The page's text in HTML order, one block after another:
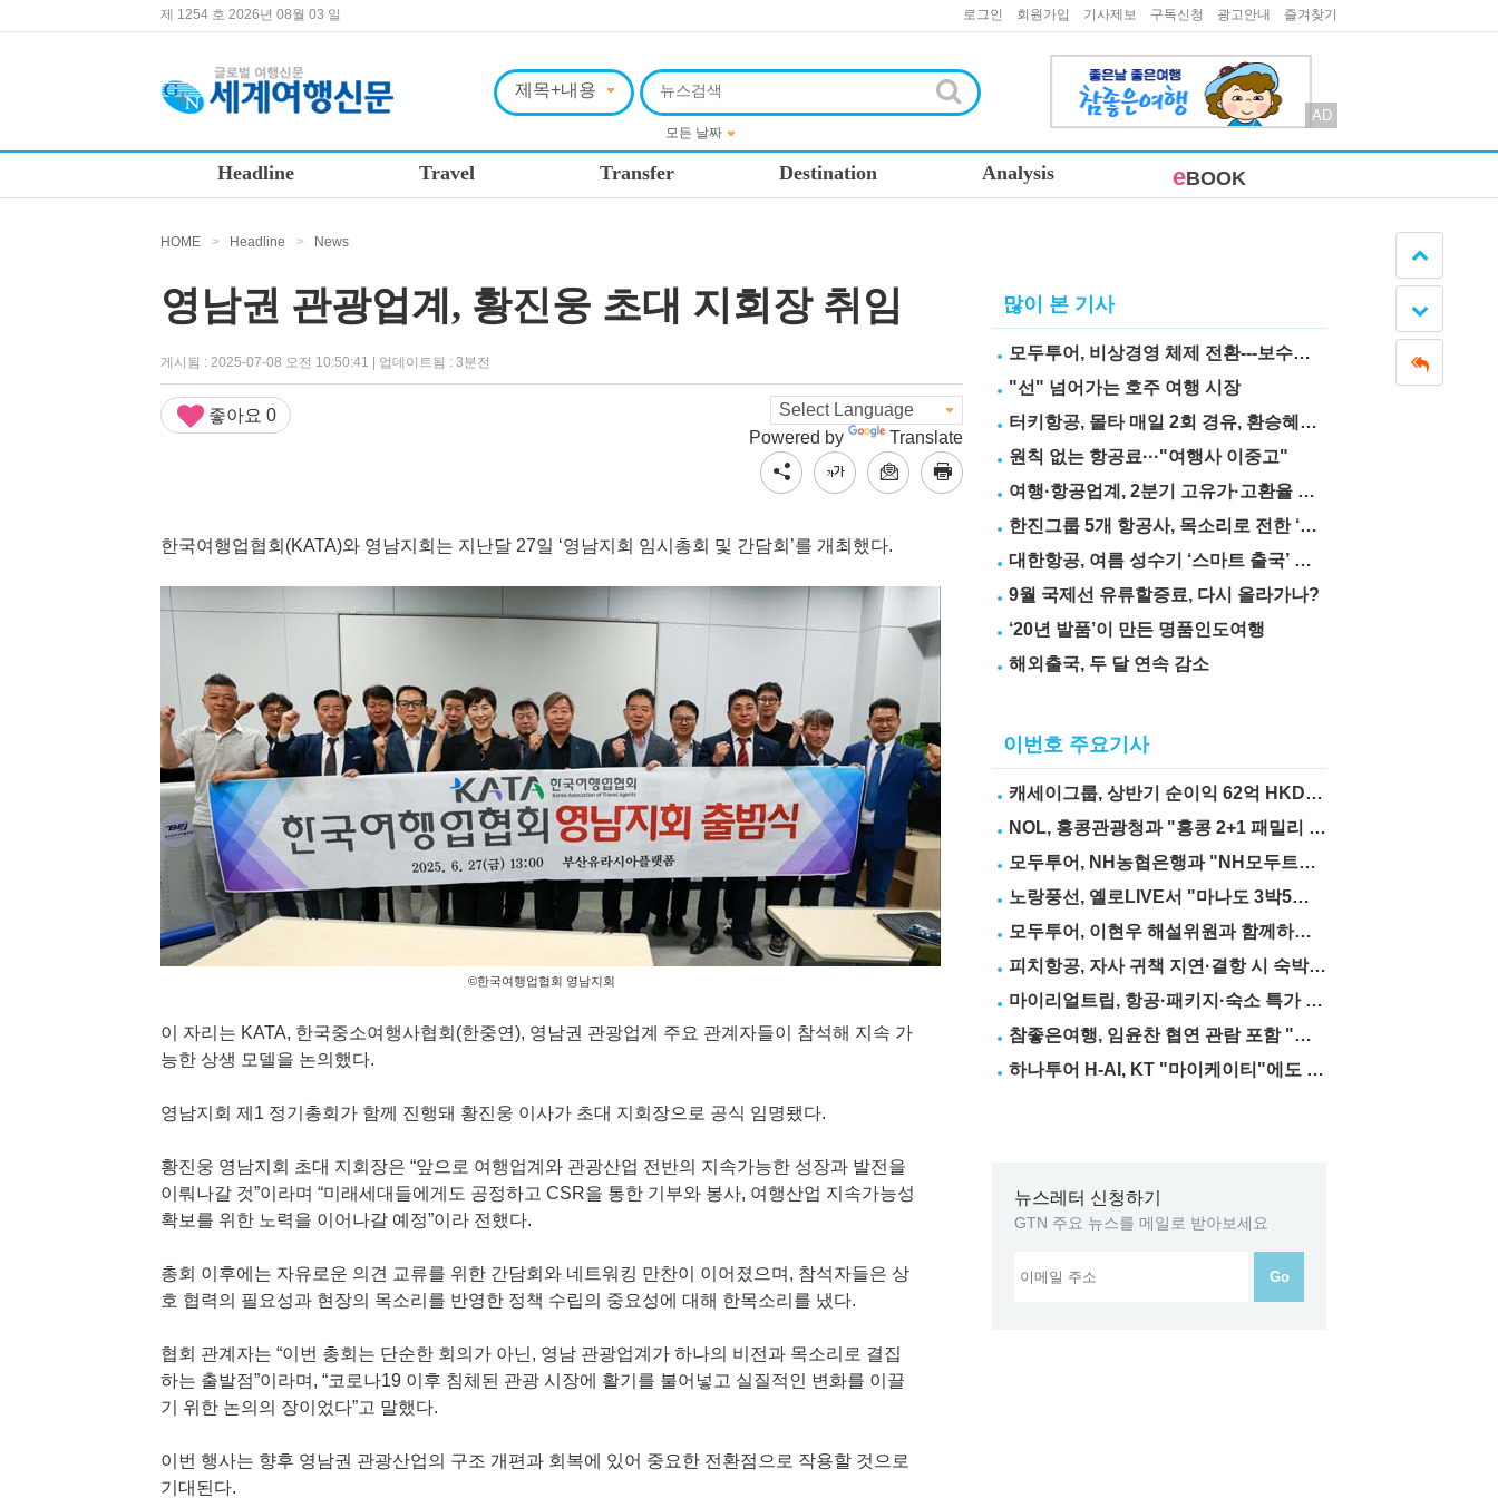
제 1254 호 2026년 08월 03 일 로그인 회원가입 기사제보 구독신청 광고안내 즐겨찾기
AD
Headline Travel Transfer Destination Analysis eBOOK
HOME > Headline > News
영남권 관광업계, 황진웅 초대 지회장 취임
게시됨 : 2025-07-08 오전 10:50:41 | 업데이트됨 : 3분전
좋아요 0
Powered by
Translate
한국여행업협회(KATA)와 영남지회는 지난달 27일 ‘영남지회 임시총회 및 간담회’를 개최했다.
©한국여행업협회 영남지회
이 자리는 KATA, 한국중소여행사협회(한중연), 영남권 관광업계 주요 관계자들이 참석해 지속 가
능한 상생 모델을 논의했다.
영남지회 제1 정기총회가 함께 진행돼 황진웅 이사가 초대 지회장으로 공식 임명됐다.
황진웅 영남지회 초대 지회장은 “앞으로 여행업계와 관광산업 전반의 지속가능한 성장과 발전을
이뤄나갈 것”이라며 “미래세대들에게도 공정하고 CSR을 통한 기부와 봉사, 여행산업 지속가능성
확보를 위한 노력을 이어나갈 예정”이라 전했다.
총회 이후에는 자유로운 의견 교류를 위한 간담회와 네트워킹 만찬이 이어졌으며, 참석자들은 상
호 협력의 필요성과 현장의 목소리를 반영한 정책 수립의 중요성에 대해 한목소리를 냈다.
협회 관계자는 “이번 총회는 단순한 회의가 아닌, 영남 관광업계가 하나의 비전과 목소리로 결집
하는 출발점”이라며, “코로나19 이후 침체된 관광 시장에 활기를 불어넣고 실질적인 변화를 이끌
기 위한 논의의 장이었다”고 말했다.
이번 행사는 향후 영남권 관광산업의 구조 개편과 회복에 있어 중요한 전환점으로 작용할 것으로
기대된다.
많이 본 기사
모두투어, 비상경영 체제 전환---보수도 삭감
"선" 넘어가는 호주 여행 시장
터키항공, 몰타 매일 2회 경유, 환승혜택 눈길
원칙 없는 항공료···"여행사 이중고"
여행·항공업계, 2분기 고유가·고환율 직격탄
한진그룹 5개 항공사, 목소리로 전한 ‘재능기부’
대한항공, 여름 성수기 ‘스마트 출국’ 꿀팁 3가지 공개
9월 국제선 유류할증료, 다시 올라가나?
‘20년 발품’이 만든 명품인도여행
해외출국, 두 달 연속 감소
이번호 주요기사
캐세이그룹, 상반기 순이익 62억 HKD… 전년比 67.6%↑
NOL, 홍콩관광청과 "홍콩 2+1 패밀리 프로모션" 실시
모두투어, NH농협은행과 "NH모두트래블리적금" 출시
노랑풍선, 옐로LIVE서 "마나도 3박5일" 상품 선보여
모두투어, 이현우 해설위원과 함께하는 "MLB 직관 컨셉투어" 출시
피치항공, 자사 귀책 지연·결항 시 숙박·교통비 보상제 도입
마이리얼트립, 항공·패키지·숙소 특가 릴레이
참좋은여행, 임윤찬 협연 관람 포함 "미동부·캐나다" 패키지 출시
하나투어 H-AI, KT "마이케이티"에도 탑재
뉴스레터 신청하기
GTN 주요 뉴스를 메일로 받아보세요
Go